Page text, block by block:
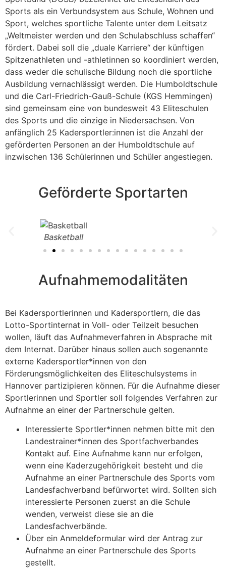
Sports als ein Verbundsystem aus Schule, Wohnen und
Sport, welches sportliche Talente unter dem Leitsatz
„Weltmeister werden und den Schulabschluss schaffen“
fördert. Dabei soll die „duale Karriere“ der künftigen
Spitzenathleten und -athletinnen so koordiniert werden,
dass weder die schulische Bildung noch die sportliche
Ausbildung vernachlässigt werden. Die Humboldtschule
und die Carl-Friedrich-Gauß-Schule (KGS Hemmingen)
sind gemeinsam eine von bundesweit 43 Eliteschulen
des Sports und die einzige in Niedersachsen. Von
anfänglich 25 Kadersportler:innen ist die Anzahl der
geförderten Personen an der Humboldtschule auf
inzwischen 136 Schülerinnen und Schüler angestiegen.
Geförderte Sportarten
Aufnahmemodalitäten
Bei Kadersportlerinnen und Kadersportlern, die das
Lotto-Sportinternat in Voll- oder Teilzeit besuchen
wollen, läuft das Aufnahmeverfahren in Absprache mit
dem Internat. Darüber hinaus sollen auch sogenannte
externe Kadersportler*innen von den
Förderungsmöglichkeiten des Eliteschulsystems in
Hannover partizipieren können. Für die Aufnahme dieser
Sportlerinnen und Sportler soll folgendes Verfahren zur
Aufnahme an einer der Partnerschule gelten.
Interessierte Sportler*innen nehmen bitte mit den
Landestrainer*innen des Sportfachverbandes
Kontakt auf. Eine Aufnahme kann nur erfolgen,
wenn eine Kaderzugehörigkeit besteht und die
Aufnahme an einer Partnerschule des Sports vom
Landesfachverband befürwortet wird. Sollten sich
interessierte Personen zuerst an die Schule
wenden, verweist diese sie an die
Landesfachverbände.
Über ein Anmeldeformular wird der Antrag zur
Aufnahme an einer Partnerschule des Sports
gestellt.